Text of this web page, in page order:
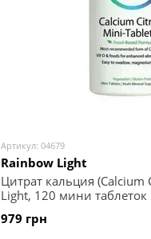
Артикул: 04679
Rainbow Light
Цитрат кальция (Calcium
Light, 120 мини таблеток
979 грн